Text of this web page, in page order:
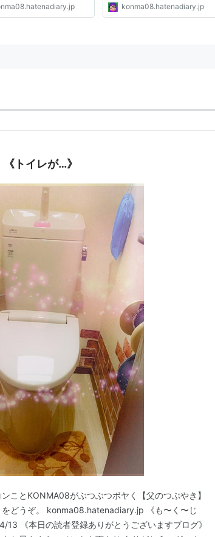
konma08.hatenadiary.jp
トイレが…》
ことKONMA08がぶつぶつボヤく【父のつぶやき】
どうぞ。 konma08.hatenadiary.jp 《も〜く〜じ
《本日の読者登録ありがとうございますブログ》